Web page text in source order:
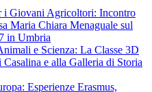
i Giovani Agricoltori: Incontro
Maria Chiara Menaguale sul
in Umbria
e Scienza: La Classe 3D
e alla Galleria di Storia
Esperienze Erasmus,